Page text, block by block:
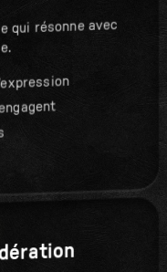
qui résonne avec